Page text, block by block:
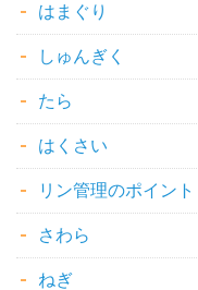
はまぐり
しゅんぎく
たら
はくさい
リン管理のポイント
さわら
ねぎ